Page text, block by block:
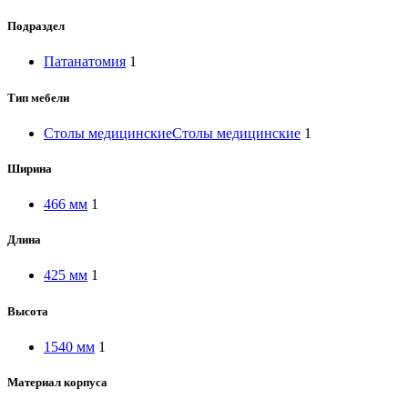
Подраздел
Патанатомия 1
Тип мебели
Столы медицинскиеСтолы медицинские 1
Ширина
466 мм 1
Длина
425 мм 1
Высота
1540 мм 1
Материал корпуса